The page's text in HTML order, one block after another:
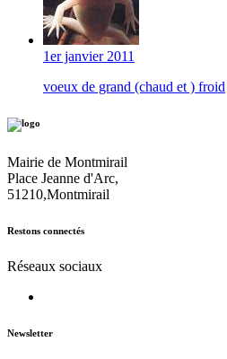
1er janvier 2011
voeux de grand (chaud et ) froid
Mairie de Montmirail
Place Jeanne d'Arc,
51210,Montmirail
Restons connectés
Réseaux sociaux
Newsletter